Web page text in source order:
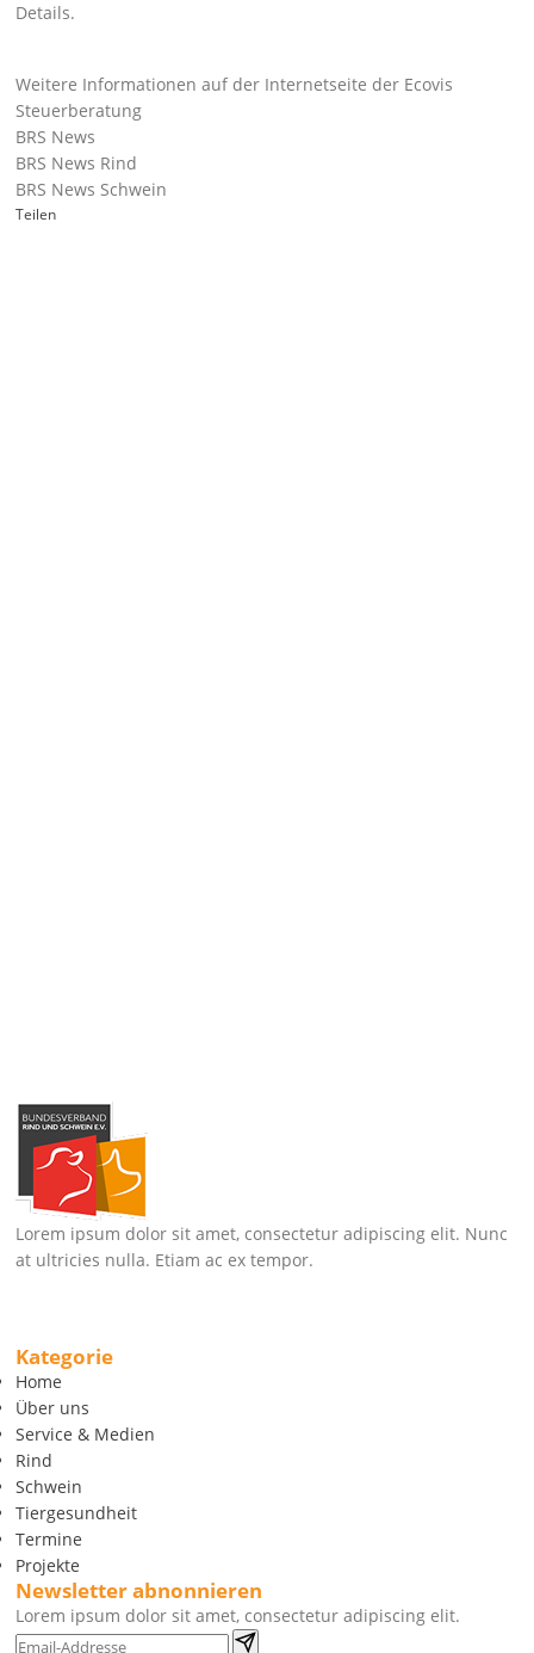
Details.
Weitere Informationen auf der Internetseite der Ecovis
Steuerberatung
BRS News
BRS News Rind
BRS News Schwein
Teilen
Lorem ipsum dolor sit amet, consectetur adipiscing elit. Nunc
at ultricies nulla. Etiam ac ex tempor.
Kategorie
Home
Über uns
Service & Medien
Rind
Schwein
Tiergesundheit
Termine
Projekte
Newsletter abnonnieren
Lorem ipsum dolor sit amet, consectetur adipiscing elit.